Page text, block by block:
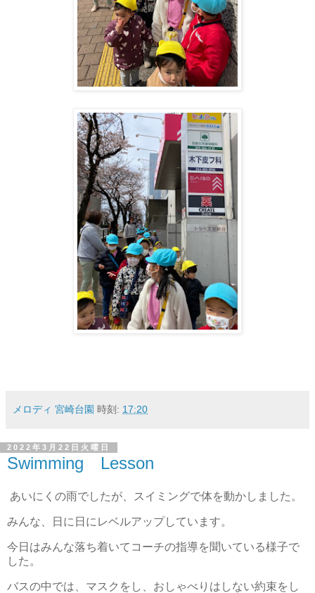
メロディ 宮崎台園 時刻: 17:20
2022年3月22日火曜日
Swimming Lesson
あいにくの雨でしたが、スイミングで体を動かしました。
みんな、日に日にレベルアップしています。
今日はみんな落ち着いてコーチの指導を聞いている様子で
した。
バスの中では、マスクをし、おしゃべりはしない約束をし